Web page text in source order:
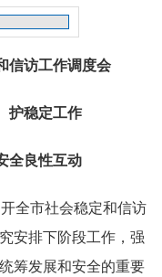
信访工作调度会
护稳定工作
全良性互动
全市社会稳定和信访
安排下阶段工作，强
筹发展和安全的重要